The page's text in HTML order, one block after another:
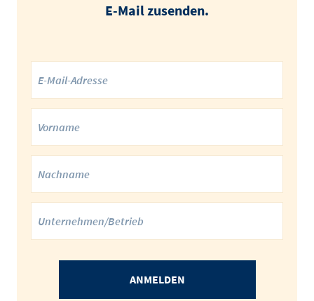
E-Mail zusenden.
ANMELDEN